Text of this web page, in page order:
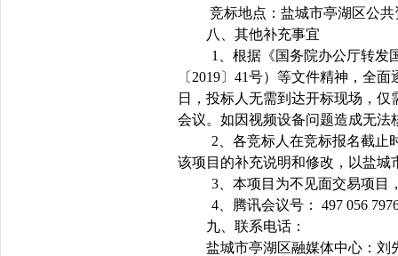
竞标地点：盐城市亭湖区公
八、其他补充事宜
1
、根据《国务院办公厅转
〔2019〕41号）等文件精神，全
日，投标人无需到达开标现场，
会议。如因视频设备问题造成无
2 、各竞标人在竞标报名截
该项目的补充说明和修改，以盐
3 、本项目为不见面交易项目
4 、腾讯会议号： 497 056
九、联系电话：
盐城市亭湖区融媒体中心：刘